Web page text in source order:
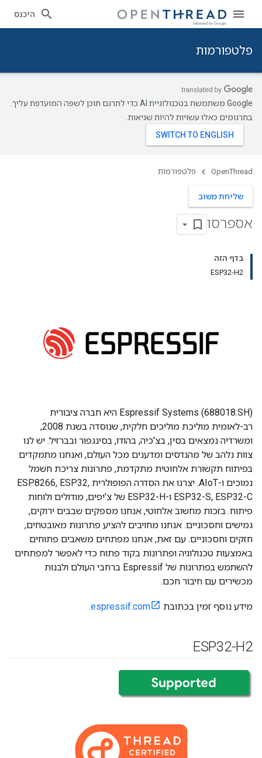
היכנס
פלטפורמות
‫Google משתמשת בטכנולוגיית AI כדי לתרגם תוכן לשפה המועדפת עליך.
בתרגומים כאלו עשויות להיות שגיאות.
OpenThread פלטפורמות
שליחת משוב
אספרסו
בדף הזה
ESP32-H2
Espressif Systems (688018.SH) היא חברה ציבורית
רב-לאומית מוליכת מוליכים חלקית, שנוסדה בשנת 2008,
ומשרדיה נמצאים בסין, בצ'כיה, בהודו, בסינגפור ובברזיל. יש לנו
צוות נלהב של מהנדסים ומדענים מכל העולם, ואנחנו מתמקדים
בפיתוח תקשורת אלחוטית מתקדמת, פתרונות צריכת חשמל
נמוכים ו-AIoT. יצרנו את הסדרה הפופולרית ESP8266, ESP32,
ESP32-S, ESP32-C ו-ESP32-H של צ'יפים, מודולים ולוחות
פיתוח. בזכות מחשוב אלחוטי, אנחנו מספקים שבבים ירוקים,
גמישים וחסכוניים. אנחנו מחויבים להציע פתרונות מאובטחים,
חזקים וחסכוניים. עם זאת, אנחנו מפתחים משאבים פתוחים
באמצעות טכנולוגיה ופתרונות בקוד פתוח כדי לאפשר למפתחים
להשתמש בפתרונות של Espressif ברחבי העולם ולבנות
מכשירים עם חיבור חכם.
מידע נוסף זמין בכתובת espressif.com
.
ESP32-H2